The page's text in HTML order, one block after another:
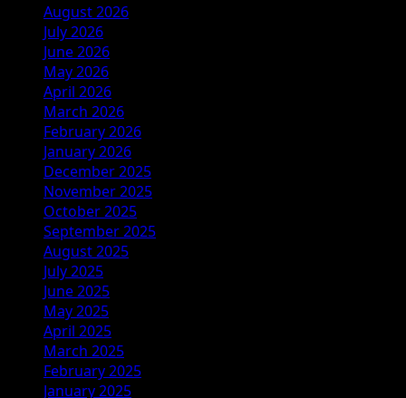
August 2026
July 2026
June 2026
May 2026
April 2026
March 2026
February 2026
January 2026
December 2025
November 2025
October 2025
September 2025
August 2025
July 2025
June 2025
May 2025
April 2025
March 2025
February 2025
January 2025